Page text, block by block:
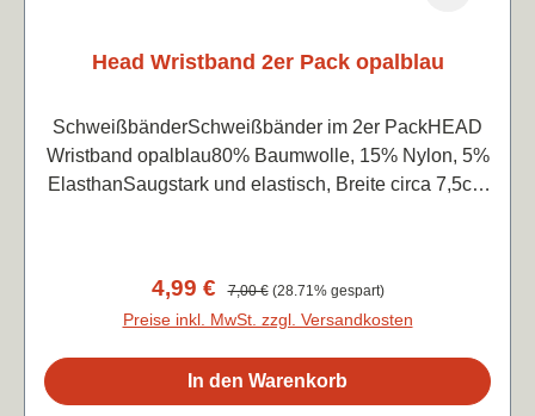
Head Wristband 2er Pack opalblau
SchweißbänderSchweißbänder im 2er PackHEAD
Wristband opalblau80% Baumwolle, 15% Nylon, 5%
ElasthanSaugstark und elastisch, Breite circa 7,5cm
Verkaufspreis:
4,99 € Regulärer Preis:
7,00 € (28.71% gespart)
Preise inkl. MwSt. zzgl. Versandkosten
In den Warenkorb